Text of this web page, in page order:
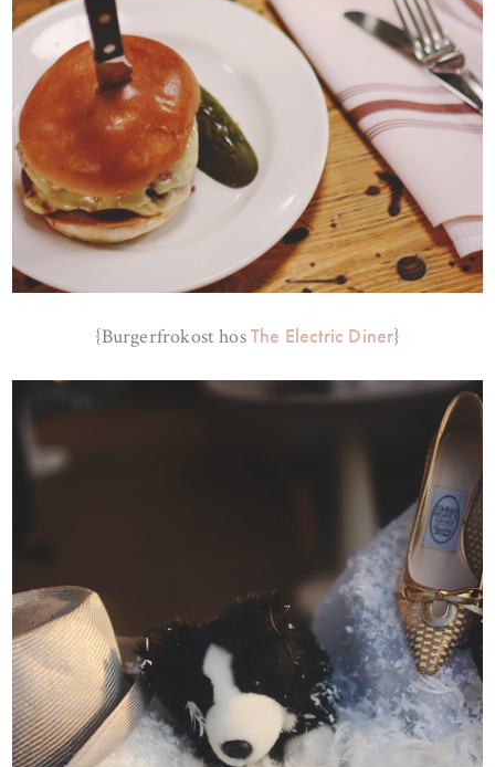
{Burgerfrokost hosThe Electric Diner}